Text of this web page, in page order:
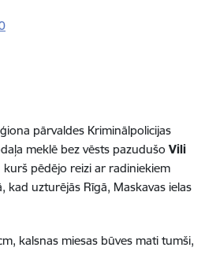
pārvaldes Kriminālpolicijas
meklē bez vēsts pazudušo Vili
kurš pēdējo reizi ar radiniekiem
kad uzturējās Rīgā, Maskavas ielas
kalsnas miesas būves mati tumši,